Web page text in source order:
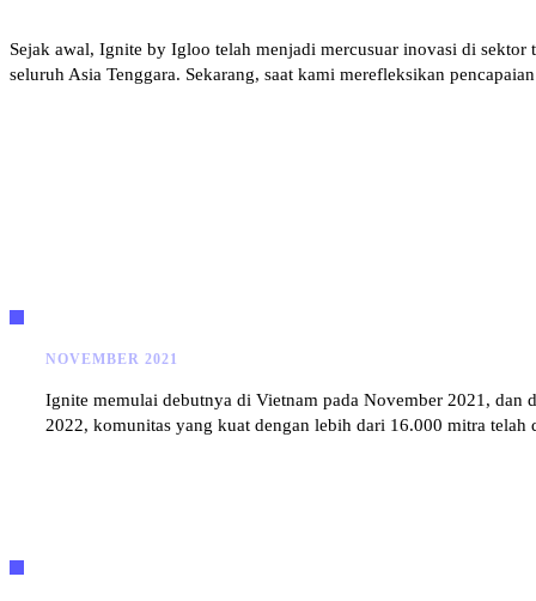
Sejak awal, Ignite by Igloo telah menjadi mercusuar inovasi di
seluruh Asia Tenggara. Sekarang, saat kami merefleksikan
NOVEMBER 2021
Ignite memulai debutnya di Vietnam pada November 2021, dan
2022, komunitas yang kuat dengan lebih dari 16.000 mitra telah